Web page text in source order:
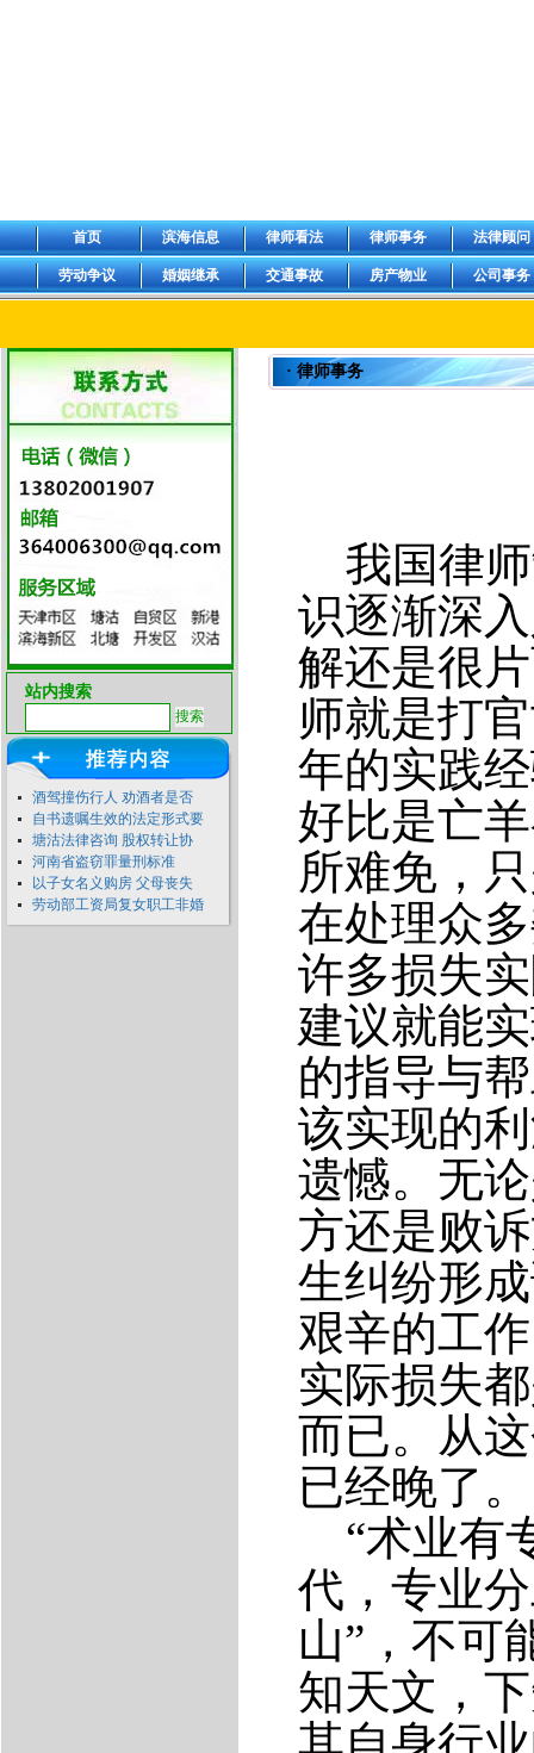
首页 滨海信息 律师看法 律师事务 法律顾问
劳动争议 婚姻继承 交通事故 房产物业 公司事务
站内搜索
酒驾撞伤行人 劝酒者是否
自书遗嘱生效的法定形式要
塘沽法律咨询 股权转让协
河南省盗窃罪量刑标准
以子女名义购房 父母丧失
劳动部工资局复女职工非婚
· 律师事务
我国律师
识逐渐深
解还是很
师就是打
年的实践
好比是亡
所难免，
在处理众
许多损失
建议就能
的指导与
该实现的
遗憾。无
方还是败
生纠纷形
艰辛的工
实际损失
而已。从
已经晚了。
“术业有
代，专业
山”，不可
知天文，